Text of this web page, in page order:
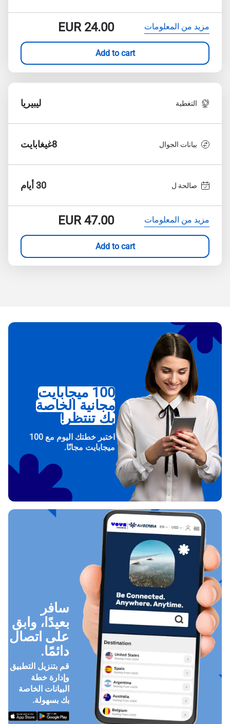
مزيد من المعلومات EUR24.00
Add to cart
التغطية ليبيريا
بيانات الجوال 8غيغابايت
صالحة ل 30 أيام
مزيد من المعلومات EUR47.00
Add to cart
100 ميجابايت
مجانية الخاصة
بك تنتظر!
اختبر خطتك اليوم مع 100
ميجابايت مجانًا.
سافر
بعيدًا، وابق
على اتصال
دائمًا.
قم بتنزيل التطبيق
وإدارة خطة
البيانات الخاصة
بك بسهولة.